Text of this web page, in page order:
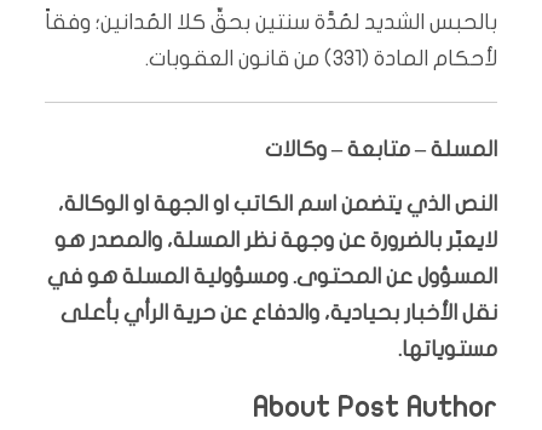
بالحبس الشديد لمُدَّة سنتين بحقِّ كلا المُدانين؛ وفقاً
لأحكام المادة (331) من قانون العقوبات.
المسلة – متابعة – وكالات
النص الذي يتضمن اسم الكاتب او الجهة او الوكالة،
لايعبّر بالضرورة عن وجهة نظر المسلة، والمصدر هو
المسؤول عن المحتوى. ومسؤولية المسلة هو في
نقل الأخبار بحيادية، والدفاع عن حرية الرأي بأعلى
مستوياتها.
About Post Author